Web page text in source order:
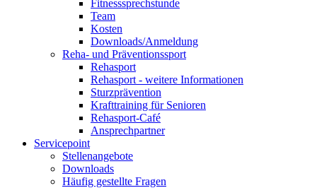
Fitnesssprechstunde
Team
Kosten
Downloads/Anmeldung
Reha- und Präventionssport
Rehasport
Rehasport - weitere Informationen
Sturzprävention
Krafttraining für Senioren
Rehasport-Café
Ansprechpartner
Servicepoint
Stellenangebote
Downloads
Häufig gestellte Fragen